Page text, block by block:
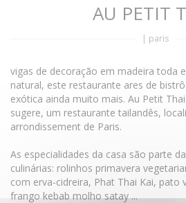
AU PETIT
| paris
vigas de decoração em madeira toda
natural, este restaurante ares de
exótica ainda muito mais. Au Petit
sugere, um restaurante tailandês,
arrondissement de Paris.
As especialidades da casa são parte
culinárias: rolinhos primavera
com erva-cidreira, Phat Thai Kai, pato
frango kebab molho satay ...